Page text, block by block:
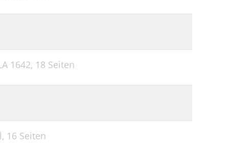
1642, 18 Seiten
16 Seiten